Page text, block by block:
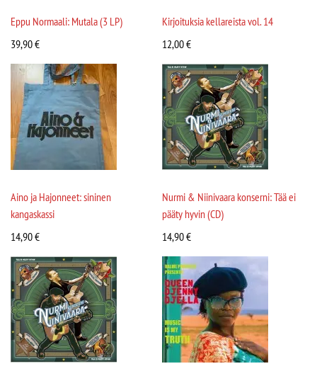
Eppu Normaali: Mutala (3 LP)
39,90€
Kirjoituksia kellareista vol. 14
12,00€
Aino ja Hajonneet: sininen
kangaskassi
14,90€
Nurmi & Niinivaara konserni: Tää ei
pääty hyvin (CD)
14,90€